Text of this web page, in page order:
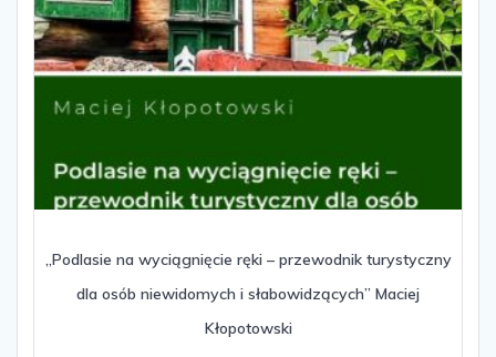
„Podlasie na wyciągnięcie ręki – przewodnik turystyczny
dla osób niewidomych i słabowidzących” Maciej
Kłopotowski